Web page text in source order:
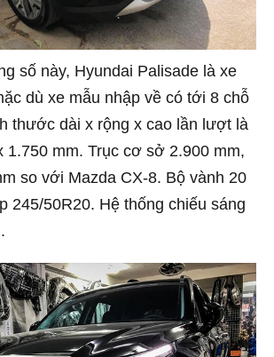
số này, Hyundai Palisade là xe
dù xe mẫu nhập về có tới 8 chỗ
thước dài x rộng x cao lần lượt là
1.750 mm. Trục cơ sở 2.900 mm,
so với Mazda CX-8. Bộ vành 20
245/50R20. Hệ thống chiếu sáng